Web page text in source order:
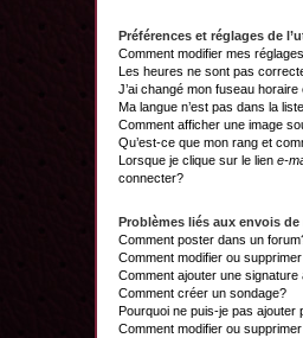
Préférences et réglages de
Comment modifier mes
Les heures ne sont pas
J’ai changé mon fuseau
Ma langue n’est pas dans la
Comment afficher une image
Qu’est-ce que mon rang et
Lorsque je clique sur le lien e-
connecter?
Problèmes liés aux envois de
Comment poster dans un
Comment modifier ou
Comment ajouter une
Comment créer un sondage?
Pourquoi ne puis-je pas ajouter
Comment modifier ou